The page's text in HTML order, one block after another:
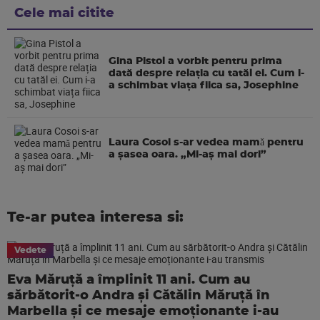
Cele mai citite
Gina Pistol a vorbit pentru prima
dată despre relația cu tatăl ei. Cum i-
a schimbat viața fiica sa, Josephine
Laura Cosoi s-ar vedea mamǎ pentru
a şasea oara. „Mi-aș mai dori”
Te-ar putea interesa si:
Vedete
Eva Măruță a împlinit 11 ani. Cum au
sărbătorit-o Andra și Cătălin Măruță în
Marbella și ce mesaje emoționante i-au